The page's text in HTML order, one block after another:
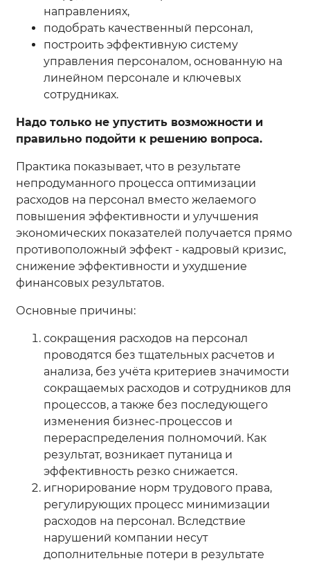
направлениях,
подобрать качественный персонал,
построить эффективную систему
управления персоналом, основанную на
линейном персонале и ключевых
сотрудниках.
Надо только не упустить возможности и
правильно подойти к решению вопроса.
Практика показывает, что в результате
непродуманного процесса оптимизации
расходов на персонал вместо желаемого
повышения эффективности и улучшения
экономических показателей получается прямо
противоположный эффект - кадровый кризис,
снижение эффективности и ухудшение
финансовых результатов.
Основные причины:
сокращения расходов на персонал
проводятся без тщательных расчетов и
анализа, без учёта критериев значимости
сокращаемых расходов и сотрудников для
процессов, а также без последующего
изменения бизнес-процессов и
перераспределения полномочий. Как
результат, возникает путаница и
эффективность резко снижается.
игнорирование норм трудового права,
регулирующих процесс минимизации
расходов на персонал. Вследствие
нарушений компании несут
дополнительные потери в результате